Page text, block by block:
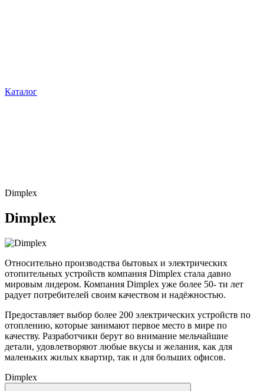
Каталог
Dimplex
Dimplex
Относительно производства бытовых и электрических
отопительных устройств компания Dimplex стала давно
мировым лидером. Компания Dimplex уже более 50- ти лет
радует потребителей своим качеством и надёжностью.
Предоставляет выбор более 200 электрических устройств по
отоплению, которые занимают первое место в мире по
качеству. Разработчики берут во внимание мельчайшие
детали, удовлетворяют любые вкусы и желания, как для
маленьких жилых квартир, так и для больших офисов.
Dimplex